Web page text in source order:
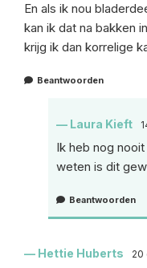
En als ik nou
kan ik dat na bakken
krijg ik dan korrelige
Beantwoorden
Laura Kieft
Ik heb nog
weten is dit
Beantwoorden
Hettie Huberts 20